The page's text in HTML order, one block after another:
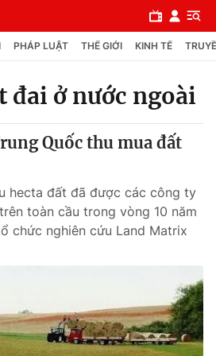
PHÁP LUẬT THẾ GIỚI KINH TẾ
đai ở nước ngoài
Quốc thu mua đất
hecta đất đã được các công ty
toàn cầu trong vòng 10 năm
chức nghiên cứu Land Matrix